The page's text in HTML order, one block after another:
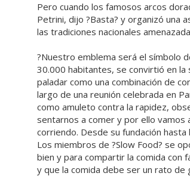
Pero cuando los famosos arcos
Petrini, dijo ?Basta? y organizó una
las tradiciones nacionales
?Nuestro emblema será el símbolo
30.000 habitantes, se convirtió en
paladar como una combinación de
largo de una reunión celebrada en
como amuleto contra la rapidez,
sentarnos a comer y por ello vamos
corriendo. Desde su fundación
Los miembros de ?Slow Food? se
bien y para compartir la comida con
y que la comida debe ser un rato de